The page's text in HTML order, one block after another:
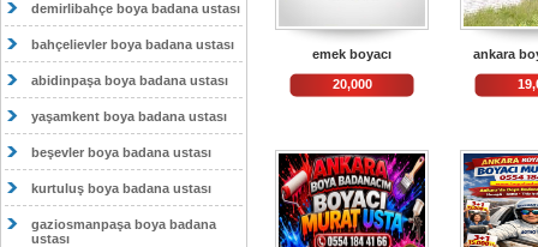
demirlibahçe boya badana ustası
bahçelievler boya badana ustası
abidinpaşa boya badana ustası
yaşamkent boya badana ustası
beşevler boya badana ustası
kurtuluş boya badana ustası
gaziosmanpaşa boya badana
ustası
emek boyacı
20,000
ankara